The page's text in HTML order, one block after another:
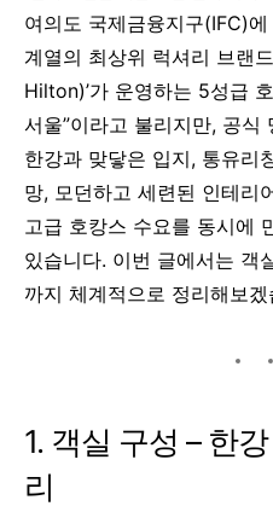
여의도 국제금융지구(IFC)
계열의 최상위 럭셔리 브랜
Hilton)’가 운영하는 5성급
서울”이라고 불리지만, 공식
한강과 맞닿은 입지, 통유리
망, 모던하고 세련된 인테리
고급 호캉스 수요를 동시에
있습니다. 이번 글에서는 객
까지 체계적으로 정리해보겠
1. 객실 구성 – 한
리